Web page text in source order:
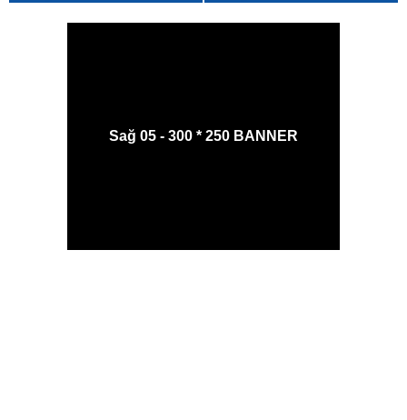
Sağ 05 - 300 * 250 BANNER